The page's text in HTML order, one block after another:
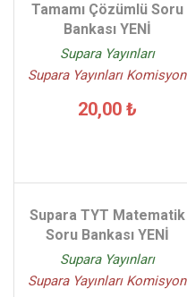
Tamamı Çözümlü Soru
Bankası YENİ
Supara Yayınları
Supara Yayınları Komisyon
20,00 ₺
Supara TYT Matematik
Soru Bankası YENİ
Supara Yayınları
Supara Yayınları Komisyon